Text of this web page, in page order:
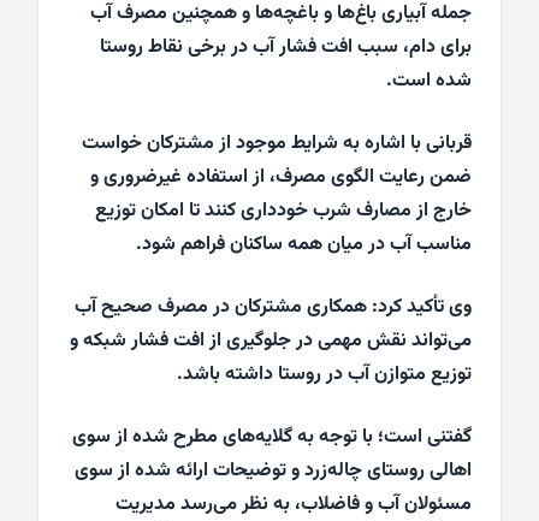
جمله آبیاری باغ‌ها و باغچه‌ها و همچنین مصرف آب
برای دام، سبب افت فشار آب در برخی نقاط روستا
شده است.
قربانی با اشاره به شرایط موجود از مشترکان خواست
ضمن رعایت الگوی مصرف، از استفاده غیرضروری و
خارج از مصارف شرب خودداری کنند تا امکان توزیع
مناسب آب در میان همه ساکنان فراهم شود.
وی تأکید کرد: همکاری مشترکان در مصرف صحیح آب
می‌تواند نقش مهمی در جلوگیری از افت فشار شبکه و
توزیع متوازن آب در روستا داشته باشد.
گفتنی است؛ با توجه به گلایه‌های مطرح‌ شده از سوی
اهالی روستای چاله‌زرد و توضیحات ارائه‌ شده از سوی
مسئولان آب و فاضلاب، به نظر می‌رسد مدیریت